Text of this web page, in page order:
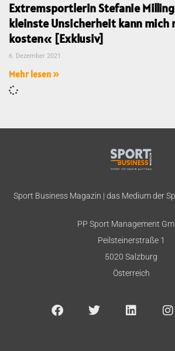
Extremsportlerin Stefanie
kleinste Unsicherheit kann mich
kosten« [Exklusiv]
6. Dezember 2021
Mehr lesen »
Sport Business Magazin | das Medium der
PP Sport Management
Peilsteinerstraße 1
5020 Salzburg
Österreich